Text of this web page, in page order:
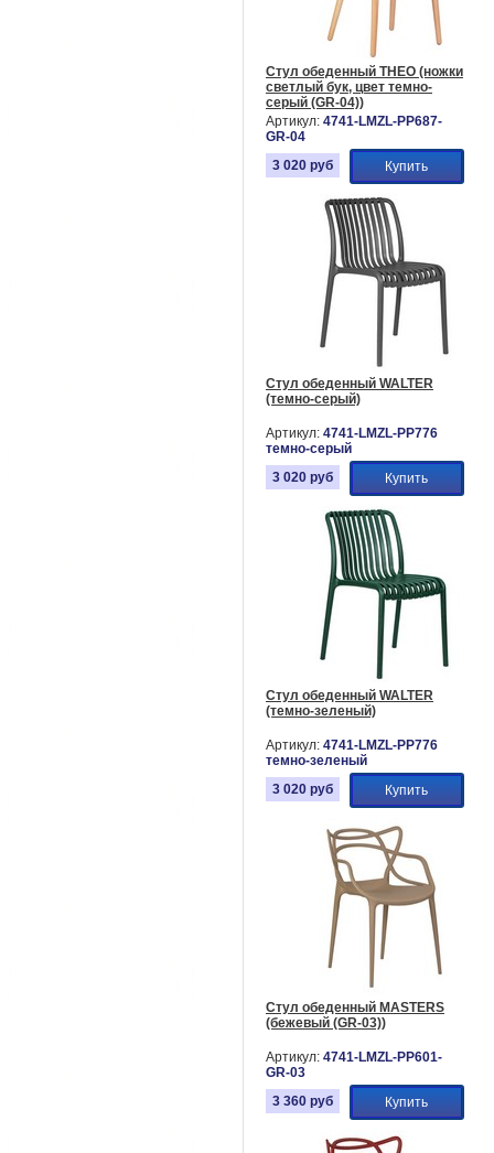
Стул обеденный THEO (ножки
светлый бук, цвет темно-
серый (GR-04))
Артикул: 4741-LMZL-PP687-
GR-04
3 020 руб Купить
Стул обеденный WALTER
(темно-серый)
Артикул: 4741-LMZL-PP776
темно-серый
3 020 руб Купить
Стул обеденный WALTER
(темно-зеленый)
Артикул: 4741-LMZL-PP776
темно-зеленый
3 020 руб Купить
Стул обеденный MASTERS
(бежевый (GR-03))
Артикул: 4741-LMZL-PP601-
GR-03
3 360 руб Купить